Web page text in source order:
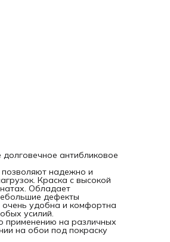
антибликовое
позволяют надежно и
Краска с высокой
Обладает
дефекты
очень удобна и комфортна
усилий.
применению на различных
на обои под покраску